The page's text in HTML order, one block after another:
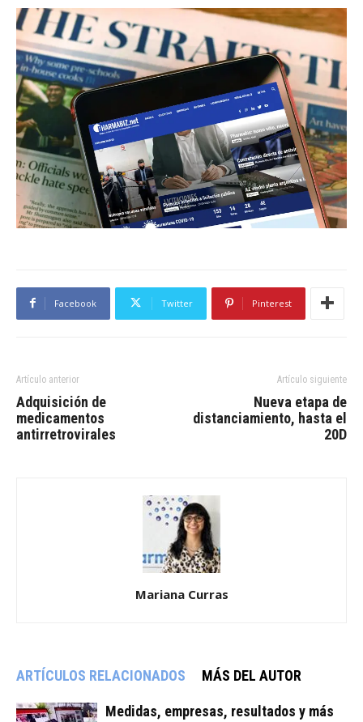
Facebook Twitter Pinterest
Artículo anterior
Adquisición de
medicamentos
antirretrovirales
Artículo siguiente
Nueva etapa de
distanciamiento, hasta el
20D
Mariana Curras
ARTÍCULOS RELACIONADOS MÁS DEL AUTOR
Medidas, empresas, resultados y más